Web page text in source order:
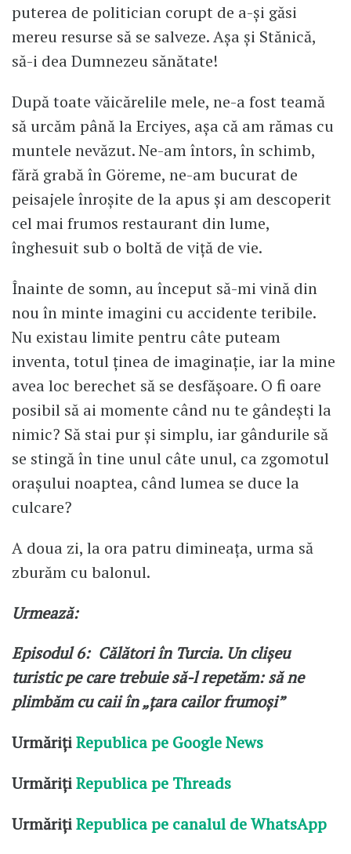
puterea de politician corupt de a-și găsi
mereu resurse să se salveze. Așa și Stănică,
să-i dea Dumnezeu sănătate!
După toate văicărelile mele, ne-a fost teamă
să urcăm până la Erciyes, așa că am rămas cu
muntele nevăzut. Ne-am întors, în schimb,
fără grabă în Göreme, ne-am bucurat de
peisajele înroșite de la apus și am descoperit
cel mai frumos restaurant din lume,
înghesuit sub o boltă de viță de vie.
Înainte de somn, au început să-mi vină din
nou în minte imagini cu accidente teribile.
Nu existau limite pentru câte puteam
inventa, totul ținea de imaginație, iar la mine
avea loc berechet să se desfășoare. O fi oare
posibil să ai momente când nu te gândești la
nimic? Să stai pur și simplu, iar gândurile să
se stingă în tine unul câte unul, ca zgomotul
orașului noaptea, când lumea se duce la
culcare?
A doua zi, la ora patru dimineața, urma să
zburăm cu balonul.
Urmează:
Episodul 6: Călători în Turcia. Un clișeu
turistic pe care trebuie să-l repetăm: să ne
plimbăm cu caii în „țara cailor frumoși”
UrmărițiRepublica pe Google News
UrmărițiRepublica pe Threads
UrmărițiRepublica pe canalul de WhatsApp